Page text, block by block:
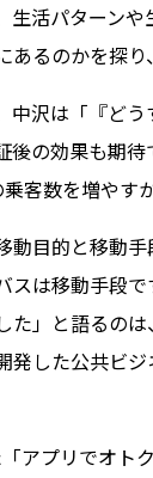
活パターン
るのかを探
沢は「『ど
後の効果も期
客数を増やす
目的と移動
スは移動手段
た」と語るの
発した公共ビ
アプリでオト